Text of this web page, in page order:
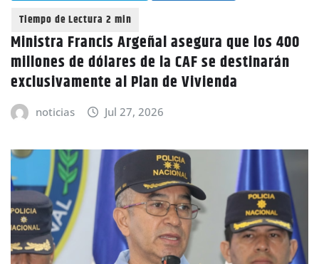
Ministra Francis Argeñal asegura que los 400
millones de dólares de la CAF se destinarán
exclusivamente al Plan de Vivienda
noticias Jul 27, 2026